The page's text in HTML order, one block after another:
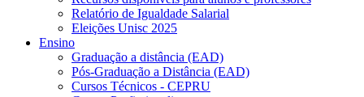
Relatório de Igualdade Salarial
Eleições Unisc 2025
Ensino
Graduação a distância (EAD)
Pós-Graduação a Distância (EAD)
Cursos Técnicos - CEPRU